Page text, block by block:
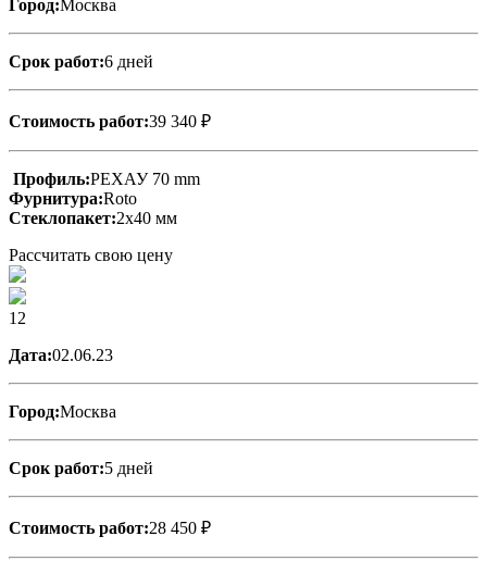
Город:Москва
Срок работ:6 дней
Стоимость работ:39 340 ₽
Профиль:РЕХАУ 70 mm
Фурнитура:Roto
Стеклопакет:2х40 мм
Рассчитать свою цену
12
Дата:02.06.23
Город:Москва
Срок работ:5 дней
Стоимость работ:28 450 ₽